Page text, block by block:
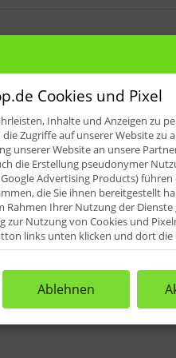
an die erforderlichen
Cookies und Pixel
Inhalte und Anzeigen zu
Zugriffe auf unserer Website zu
unserer Website an unsere
die Erstellung pseudonymer
Advertising Products) führen
die Sie ihnen bereitgestellt
Rahmen Ihrer Nutzung der
zur Nutzung von Cookies und
links unten klicken und dort
Ablehnen